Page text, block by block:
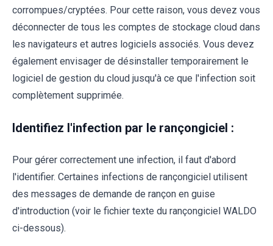
corrompues/cryptées. Pour cette raison, vous devez vous
déconnecter de tous les comptes de stockage cloud dans
les navigateurs et autres logiciels associés. Vous devez
également envisager de désinstaller temporairement le
logiciel de gestion du cloud jusqu'à ce que l'infection soit
complètement supprimée.
Identifiez l'infection par le rançongiciel :
Pour gérer correctement une infection, il faut d'abord
l'identifier. Certaines infections de rançongiciel utilisent
des messages de demande de rançon en guise
d'introduction (voir le fichier texte du rançongiciel WALDO
ci-dessous).